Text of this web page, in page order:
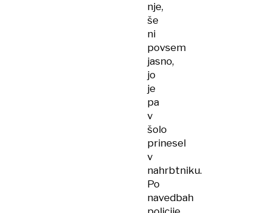
nje,
še
ni
povsem
jasno,
jo
je
pa
v
šolo
prinesel
v
nahrbtniku.
Po
navedbah